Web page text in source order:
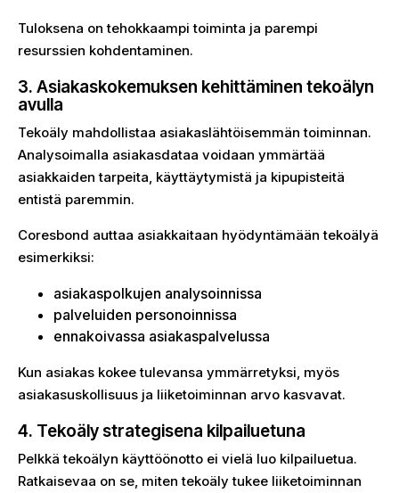
Tuloksena on tehokkaampi toiminta ja parempi
resurssien kohdentaminen.
3. Asiakaskokemuksen kehittäminen tekoälyn
avulla
Tekoäly mahdollistaa asiakaslähtöisemmän toiminnan.
Analysoimalla asiakasdataa voidaan ymmärtää
asiakkaiden tarpeita, käyttäytymistä ja kipupisteitä
entistä paremmin.
Coresbond auttaa asiakkaitaan hyödyntämään tekoälyä
esimerkiksi:
asiakaspolkujen analysoinnissa
palveluiden personoinnissa
ennakoivassa asiakaspalvelussa
Kun asiakas kokee tulevansa ymmärretyksi, myös
asiakasuskollisuus ja liiketoiminnan arvo kasvavat.
4. Tekoäly strategisena kilpailuetuna
Pelkkä tekoälyn käyttöönotto ei vielä luo kilpailuetua.
Ratkaisevaa on se, miten tekoäly tukee liiketoiminnan